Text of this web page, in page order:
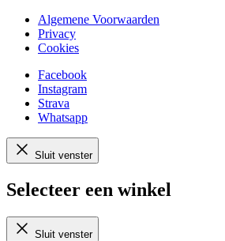
Algemene Voorwaarden
Privacy
Cookies
Facebook
Instagram
Strava
Whatsapp
Sluit venster
Selecteer een winkel
Sluit venster